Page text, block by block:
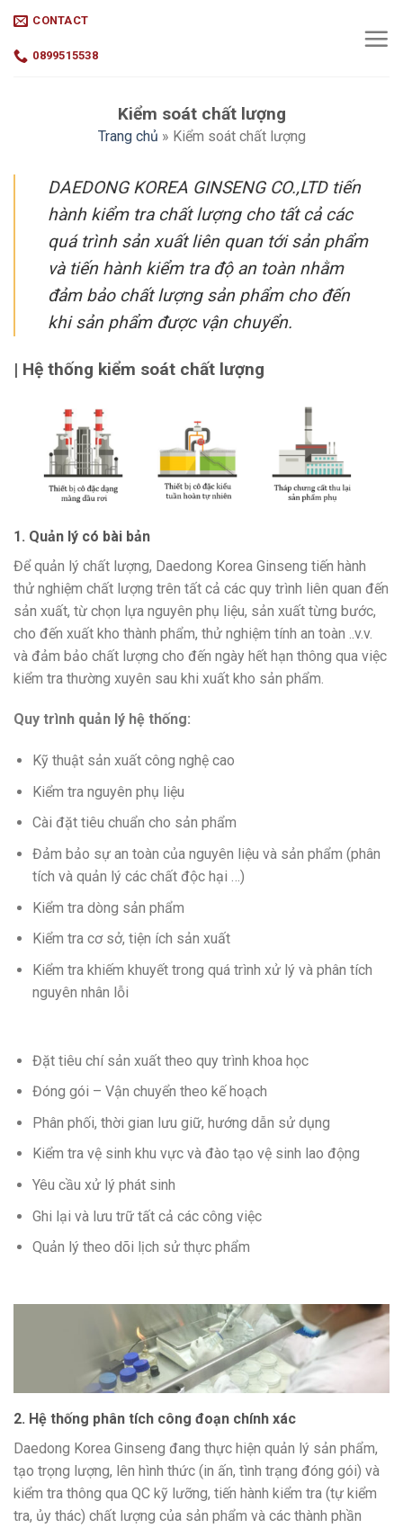
content
CONTACT
0899515538
Kiểm soát chất lượng
Trang chủ » Kiểm soát chất lượng
DAEDONG KOREA GINSENG CO.,LTD tiến
hành kiểm tra chất lượng cho tất cả các
quá trình sản xuất liên quan tới sản phẩm
và tiến hành kiểm tra độ an toàn nhằm
đảm bảo chất lượng sản phẩm cho đến
khi sản phẩm được vận chuyển.
| Hệ thống kiểm soát chất lượng
1. Quản lý có bài bản
Để quản lý chất lượng, Daedong Korea Ginseng tiến hành
thử nghiệm chất lượng trên tất cả các quy trình liên quan đến
sản xuất, từ chọn lựa nguyên phụ liệu, sản xuất từng bước,
cho đến xuất kho thành phẩm, thử nghiệm tính an toàn ..v.v.
và đảm bảo chất lượng cho đến ngày hết hạn thông qua việc
kiểm tra thường xuyên sau khi xuất kho sản phẩm.
Quy trình quản lý hệ thống:
Kỹ thuật sản xuất công nghệ cao
Kiểm tra nguyên phụ liệu
Cài đặt tiêu chuẩn cho sản phẩm
Đảm bảo sự an toàn của nguyên liệu và sản phẩm (phân
tích và quản lý các chất độc hại …)
Kiểm tra dòng sản phẩm
Kiểm tra cơ sở, tiện ích sản xuất
Kiểm tra khiếm khuyết trong quá trình xử lý và phân tích
nguyên nhân lỗi
Đặt tiêu chí sản xuất theo quy trình khoa học
Đóng gói – Vận chuyển theo kế hoạch
Phân phối, thời gian lưu giữ, hướng dẫn sử dụng
Kiểm tra vệ sinh khu vực và đào tạo vệ sinh lao động
Yêu cầu xử lý phát sinh
Ghi lại và lưu trữ tất cả các công việc
Quản lý theo dõi lịch sử thực phẩm
2. Hệ thống phân tích công đoạn chính xác
Daedong Korea Ginseng đang thực hiện quản lý sản phẩm,
tạo trọng lượng, lên hình thức (in ấn, tình trạng đóng gói) và
kiểm tra thông qua QC kỹ lưỡng, tiến hành kiểm tra (tự kiểm
tra, ủy thác) chất lượng của sản phẩm và các thành phần